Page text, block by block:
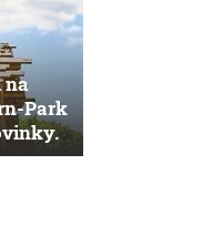
na
Park